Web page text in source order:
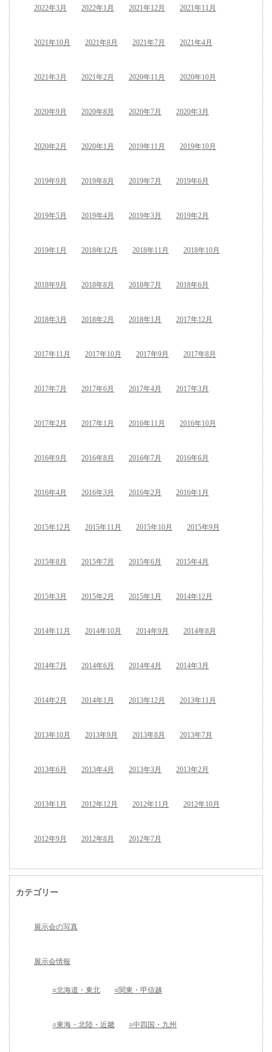
2022年3月 2022年1月 2021年12月 2021年11月
2021年10月 2021年8月 2021年7月 2021年4月
2021年3月 2021年2月 2020年11月 2020年10月
2020年9月 2020年8月 2020年7月 2020年3月
2020年2月 2020年1月 2019年11月 2019年10月
2019年9月 2019年8月 2019年7月 2019年6月
2019年5月 2019年4月 2019年3月 2019年2月
2019年1月 2018年12月 2018年11月 2018年10月
2018年9月 2018年8月 2018年7月 2018年6月
2018年3月 2018年2月 2018年1月 2017年12月
2017年11月 2017年10月 2017年9月 2017年8月
2017年7月 2017年6月 2017年4月 2017年3月
2017年2月 2017年1月 2016年11月 2016年10月
2016年9月 2016年8月 2016年7月 2016年6月
2016年4月 2016年3月 2016年2月 2016年1月
2015年12月 2015年11月 2015年10月 2015年9月
2015年8月 2015年7月 2015年6月 2015年4月
2015年3月 2015年2月 2015年1月 2014年12月
2014年11月 2014年10月 2014年9月 2014年8月
2014年7月 2014年6月 2014年4月 2014年3月
2014年2月 2014年1月 2013年12月 2013年11月
2013年10月 2013年9月 2013年8月 2013年7月
2013年6月 2013年4月 2013年3月 2013年2月
2013年1月 2012年12月 2012年11月 2012年10月
2012年9月 2012年8月 2012年7月
カテゴリー
展示会の写真
展示会情報
○北海道・東北 ○関東・甲信越
○東海・北陸・近畿 ○中四国・九州